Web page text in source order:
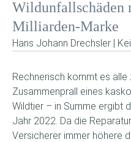
Wildunfallschäden
Milliarden-Marke
Hans Johann Drechsler |
Rechnerisch kommt es alle
Zusammenprall eines
Wildtier – in Summe ergibt
Jahr 2022. Da die
Versicherer immer höhere